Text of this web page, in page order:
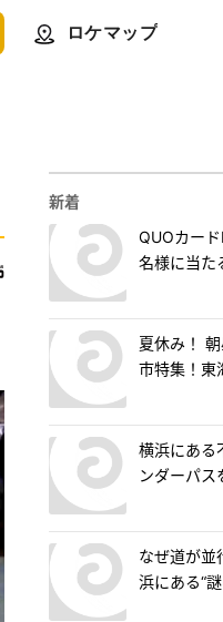
ロケマップ
新着
QUOカー
名様に当た
れるよ」キ
夏休み！
市特集！東
け！？「
コラボで可
来源」で食
横浜にある
ンダーパス
階建てに
なぜ道が
浜にある“
査！『道